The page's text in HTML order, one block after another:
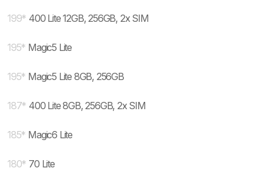
199* 400 Lite 12GB, 256GB, 2x SIM
195* Magic5 Lite
195* Magic5 Lite 8GB, 256GB
187* 400 Lite 8GB, 256GB, 2x SIM
185* Magic6 Lite
180* 70 Lite